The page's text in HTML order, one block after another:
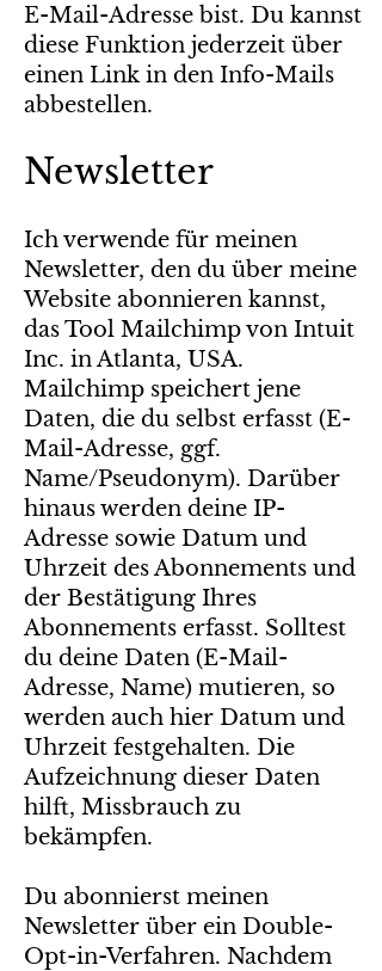
E-Mail-Adresse bist. Du kannst
diese Funktion jederzeit über
einen Link in den Info-Mails
abbestellen.
Newsletter
Ich verwende für meinen
Newsletter, den du über meine
Website abonnieren kannst,
das Tool Mailchimp von Intuit
Inc. in Atlanta, USA.
Mailchimp speichert jene
Daten, die du selbst erfasst (E-
Mail-Adresse, ggf.
Name/Pseudonym). Darüber
hinaus werden deine IP-
Adresse sowie Datum und
Uhrzeit des Abonnements und
der Bestätigung Ihres
Abonnements erfasst. Solltest
du deine Daten (E-Mail-
Adresse, Name) mutieren, so
werden auch hier Datum und
Uhrzeit festgehalten. Die
Aufzeichnung dieser Daten
hilft, Missbrauch zu
bekämpfen.
Du abonnierst meinen
Newsletter über ein Double-
Opt-in-Verfahren. Nachdem